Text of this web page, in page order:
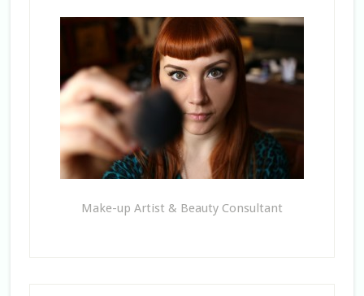
Make-up Artist & Beauty Consultant